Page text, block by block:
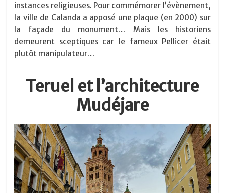
instances religieuses. Pour commémorer l’évènement,
la ville de Calanda a apposé une plaque (en 2000) sur
la façade du monument… Mais les historiens
demeurent sceptiques car le fameux Pellicer était
plutôt manipulateur…
Teruel et l’architecture
Mudéjare